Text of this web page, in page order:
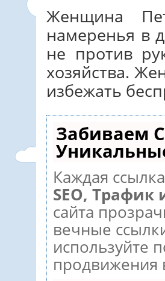
Женщина
намеренья в
не против
хозяйства.
избежать
Забиваем
Каждая
SEO, Трафик
сайта
вечные
используйте
продвижения